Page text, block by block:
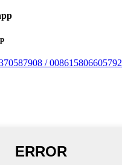
/ 008615806605792